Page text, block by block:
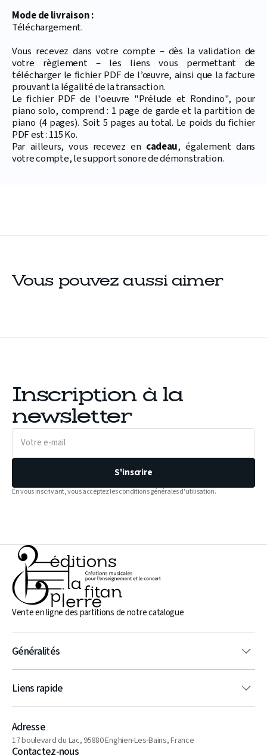
Mode de livraison :
Téléchargement.
Vous recevez dans votre compte – dès la validation de
votre règlement – les liens vous permettant de
télécharger le fichier PDF de l’œuvre, ainsi que la facture
prouvant la légalité de la transaction.
Le fichier PDF de l'oeuvre "Prélude et Rondino", pour
piano solo, comprend : 1 page de garde et la partition de
piano (4 pages). Soit 5 pages au total. Le poids du fichier
PDF est : 115 Ko.
Par ailleurs, vous recevez en cadeau, également dans
votre compte, le support sonore de démonstration.
Vous pouvez aussi aimer
Inscription à la
newsletter
Votre
mail
S'inscrire
En vous inscrivant, vous acceptez les conditions générales d'utilisation.
Vente en ligne des partitions de notre catalogue
Généralités
Liens rapide
Adresse
17 boulevard du Lac, 95880 Enghien-Les-Bains, France
Contactez-nous